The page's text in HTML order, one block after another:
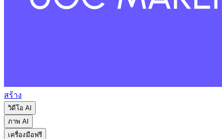
สร้าง
วิดีโอ AI
ภาพ AI
เครื่องมือฟรี